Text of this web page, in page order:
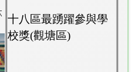
十八區最踴躍參與學
校獎(觀塘區)